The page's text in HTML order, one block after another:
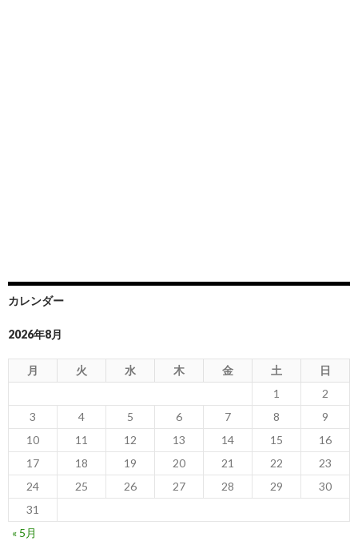
カレンダー
2026年8月
月 火 水 木 金 土
日
1
2
3
4 5 6 7 8
9
10
11 12 13 14 15
16
17
18 19 20 21 22
23
24
25 26 27 28 29
30
31
« 5月